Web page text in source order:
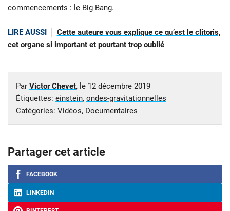
commencements : le Big Bang.
LIRE AUSSI
Cette auteure vous explique ce qu’est le clitoris,
cet organe si important et pourtant trop oublié
Par Victor Chevet, le 12 décembre 2019
Étiquettes: einstein, ondes-gravitationnelles
Catégories: Vidéos, Documentaires
Partager cet article
FACEBOOK
LINKEDIN